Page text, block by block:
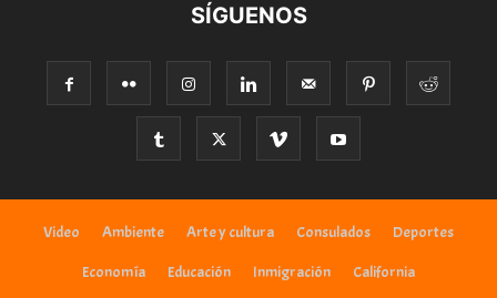
SÍGUENOS
Video Ambiente Arte y cultura Consulados Deportes
Economía Educación Inmigración California